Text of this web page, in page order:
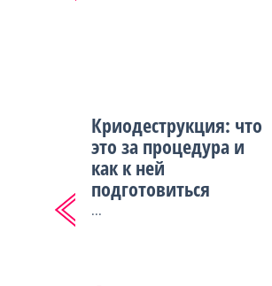
Криодеструкция: что
это за процедура и
как к ней
подготовиться
...